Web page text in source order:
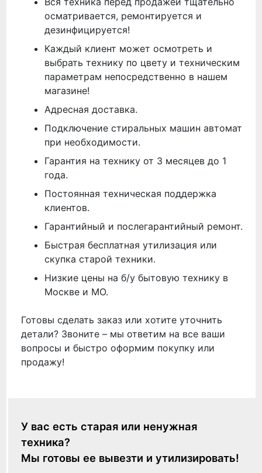
осматривается, ремонтируется и
дезинфицируется!
Каждый клиент может осмотреть и
выбрать технику по цвету и техническим
параметрам непосредственно в нашем
магазине!
Адресная доставка.
Подключение стиральных машин автомат
при необходимости.
Гарантия на технику от 3 месяцев до 1
года.
Постоянная техническая поддержка
клиентов.
Гарантийный и послегарантийный ремонт.
Быстрая бесплатная утилизация или
скупка старой техники.
Низкие цены на б/у бытовую технику в
Москве и МО.
Готовы сделать заказ или хотите уточнить
детали? Звоните – мы ответим на все ваши
вопросы и быстро оформим покупку или
продажу!
У вас есть старая или ненужная
техника?
Мы готовы ее вывезти и утилизировать!